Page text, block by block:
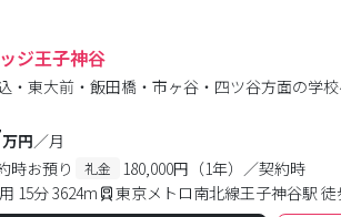
ジ王子神谷
・東大前・飯田橋・市ヶ谷・四ツ谷方面の学
万円／月
時お預り 礼金
180,000円（1年）／契約時
15分 3624m
東京メトロ南北線王子神谷駅 徒